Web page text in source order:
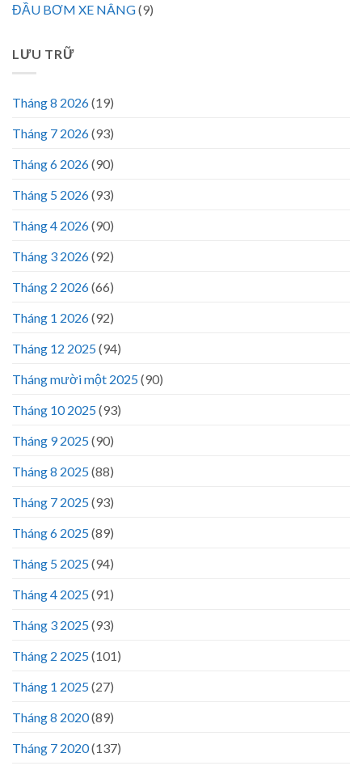
ĐẦU BƠM XE NÂNG(9)
LƯU TRỮ
Tháng 8 2026(19)
Tháng 7 2026(93)
Tháng 6 2026(90)
Tháng 5 2026(93)
Tháng 4 2026(90)
Tháng 3 2026(92)
Tháng 2 2026(66)
Tháng 1 2026(92)
Tháng 12 2025(94)
Tháng mười một 2025(90)
Tháng 10 2025(93)
Tháng 9 2025(90)
Tháng 8 2025(88)
Tháng 7 2025(93)
Tháng 6 2025(89)
Tháng 5 2025(94)
Tháng 4 2025(91)
Tháng 3 2025(93)
Tháng 2 2025(101)
Tháng 1 2025(27)
Tháng 8 2020(89)
Tháng 7 2020(137)